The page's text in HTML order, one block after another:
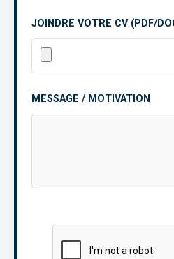
JOINDRE VOTRE CV (PDF/
MESSAGE / MOTIVATION